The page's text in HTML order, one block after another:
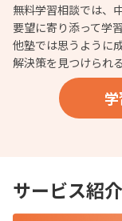
無料学習相談では、
要望に寄り添って学
他塾では思うように
解決策を見つけられ
サービス紹介